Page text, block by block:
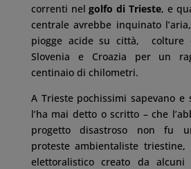
correnti nelgolfo di Trieste, e
centrale avrebbe inquinato
piogge acide su città, colture
Slovenia e Croazia per un
centinaio di chilometri.
A Trieste pochissimi sapevano e
l’ha mai detto o scritto – che
progetto disastroso non fu
proteste ambientaliste
elettoralistico creato da